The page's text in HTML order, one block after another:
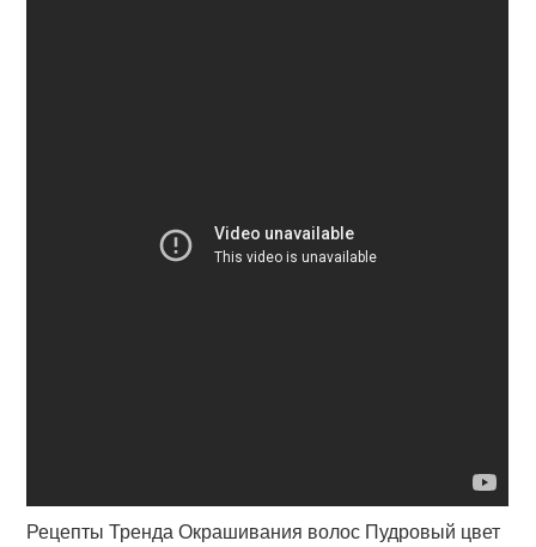
Рецепты Тренда Окрашивания волос Пудровый цвет